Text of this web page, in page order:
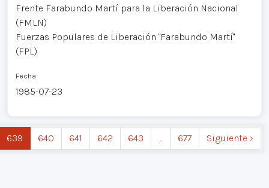
Frente Farabundo Martí para la Liberación Nacional
(FMLN)
Fuerzas Populares de Liberación "Farabundo Martí"
(FPL)
Fecha
1985-07-23
639 640 641 642 643 677 Siguiente ›